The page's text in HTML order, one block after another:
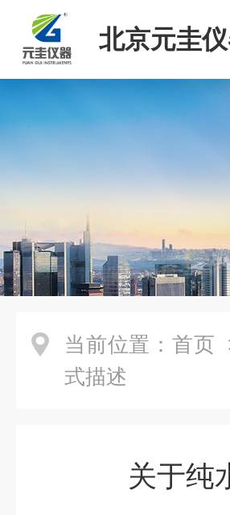
北京元圭
当前位置： 首页
式描述
关于纯